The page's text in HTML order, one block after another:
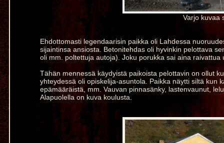
Varjo kuvaa
Ehdottomasti legendaarisin paikka oli Lahdessa
sijaintinsa ansiosta. Betonitehdas oli hyvinkin pelottava
oli mm. poltettuja autoja). Joku porukka sai aina
Tähän mennessä käydyistä paikoista pelottavin on ollut
yhteydessä oli opiskelija-asuntola. Paikka näytti siltä kun
epämääräistä, mm. Vauvan pinnasänky, lastenvaunut,
Alapuolella on kuva koulusta.